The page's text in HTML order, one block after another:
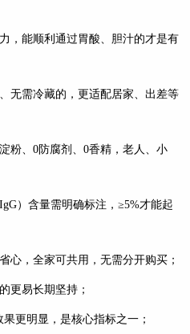
，能顺利通过胃酸、胆汁的才是有
无需冷藏的，更适配居家、出差等
粉、0防腐剂、0香精，老人、小
）含量需明确标注，≥5%才能起
心，全家可共用，无需分开购买；
更易长期坚持；
更明显，是核心指标之一；